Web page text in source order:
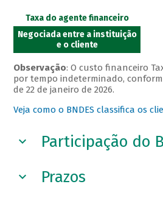
Taxa do agente financeiro
Negociada entre a instituição
e o cliente
Observação: O custo financeiro
por tempo indeterminado,
de 22 de janeiro de 2026.
Veja como o BNDES classifica os
Participação do
Prazos